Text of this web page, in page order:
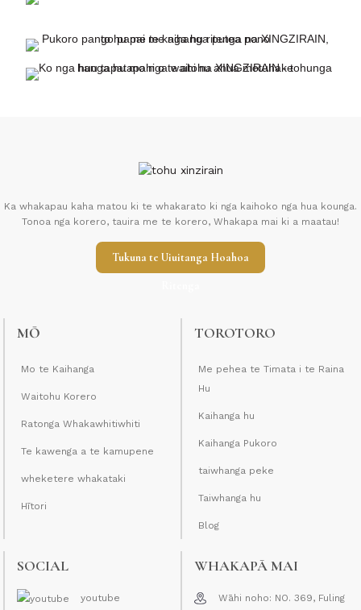
Ka whakapau kaha matou ki te whakarato ki nga kaihoko nga hua kounga.
Tonoa nga korero, tauira me te korero, Whakapa mai ki a maatau!
Tukuna te Uiuitanga Hoahoa
MŌ
Mo te Kaihanga
Waitohu Korero
Ratonga Whakawhitiwhiti
Te kawenga a te kamupene
wheketere whakataki
Hītori
TOROTORO
Me pehea te Timata i te Raina
Hu
Kaihanga hu
Kaihanga Pukoro
taiwhanga peke
Taiwhanga hu
Blog
SOCIAL
youtube
WHAKAPĀ MAI
Wāhi noho: NO. 369, Fuling